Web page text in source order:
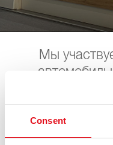
Consent
Мы
ближайшие
здесь. С